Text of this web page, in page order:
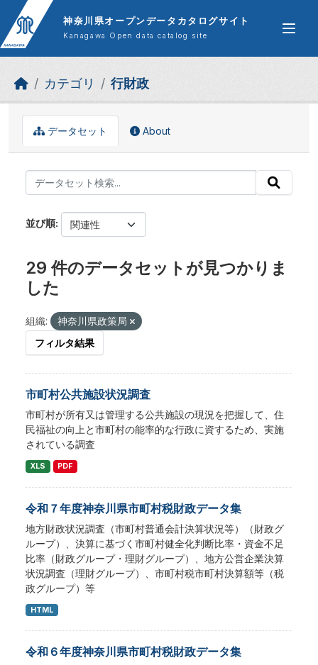
Skip to main content
神奈川県オープンデータカタログサイト
Kanagawa Open data catalog site
カテゴリ 行財政
データセット About
並び順
29 件のデータセットが見つかりま
した
組織:
神奈川県政策局
フィルタ結果
市町村公共施設状況調査
市町村が所有又は管理する公共施設の現況を把握して、住
民福祉の向上と市町村の能率的な行政に資するため、実施
されている調査
XLS PDF
令和７年度神奈川県市町村税財政データ集
地方財政状況調査（市町村普通会計決算状況等）（財政グ
ループ）、決算に基づく市町村健全化判断比率・資金不足
比率（財政グループ・理財グループ）、地方公営企業決算
状況調査（理財グループ）、市町村税市町村決算額等（税
政グループ）等
HTML
令和６年度神奈川県市町村税財政データ集